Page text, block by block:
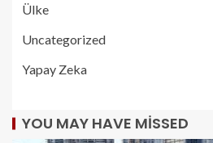
Ülke
Uncategorized
Yapay Zeka
YOU MAY HAVE MISSED